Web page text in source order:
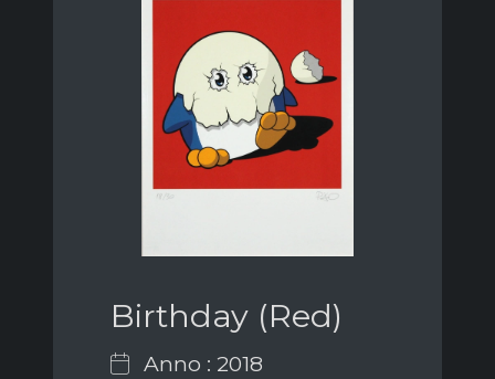
Birthday (Red)
Anno : 2018